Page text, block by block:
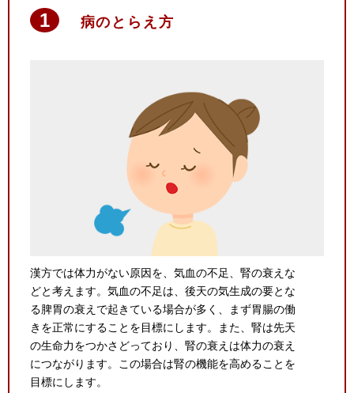
病のとらえ方
漢方では体力がない原因を、気血の不足、腎の衰えな
どと考えます。気血の不足は、後天の気生成の要とな
る脾胃の衰えで起きている場合が多く、まず胃腸の働
きを正常にすることを目標にします。また、腎は先天
の生命力をつかさどっており、腎の衰えは体力の衰え
につながります。この場合は腎の機能を高めることを
目標にします。